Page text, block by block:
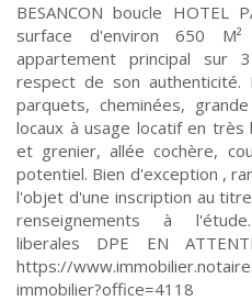
BESANCON boucle HOTEL
surface d'environ 650
appartement principal sur
respect de son authenticité.
parquets, cheminées,
locaux à usage locatif en
et grenier, allée cochère,
potentiel. Bien d'exception ,
l'objet d'une inscription au
renseignements à
liberales DPE EN
https://
immobilier?office=4118